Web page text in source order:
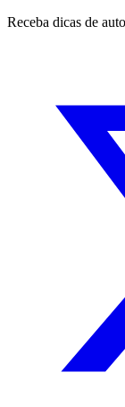
Receba dicas de